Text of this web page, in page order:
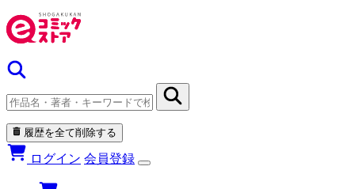
履歴を全て削除する
ログイン 会員登録